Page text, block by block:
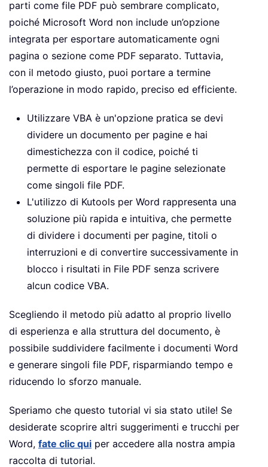
parti come file PDF può sembrare complicato,
poiché Microsoft Word non include un’opzione
integrata per esportare automaticamente ogni
pagina o sezione come PDF separato. Tuttavia,
con il metodo giusto, puoi portare a termine
l’operazione in modo rapido, preciso ed efficiente.
Utilizzare VBA è un'opzione pratica se devi
dividere un documento per pagine e hai
dimestichezza con il codice, poiché ti
permette di esportare le pagine selezionate
come singoli file PDF.
L'utilizzo di Kutools per Word rappresenta una
soluzione più rapida e intuitiva, che permette
di dividere i documenti per pagine, titoli o
interruzioni e di convertire successivamente in
blocco i risultati in File PDF senza scrivere
alcun codice VBA.
Scegliendo il metodo più adatto al proprio livello
di esperienza e alla struttura del documento, è
possibile suddividere facilmente i documenti Word
e generare singoli file PDF, risparmiando tempo e
riducendo lo sforzo manuale.
Speriamo che questo tutorial vi sia stato utile! Se
desiderate scoprire altri suggerimenti e trucchi per
Word, fate clic qui per accedere alla nostra ampia
raccolta di tutorial.